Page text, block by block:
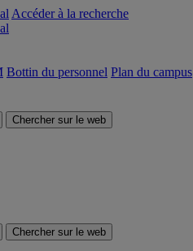
Accéder à la recherche
Bottin du personnel Plan du campus
Chercher sur le web
Chercher sur le web